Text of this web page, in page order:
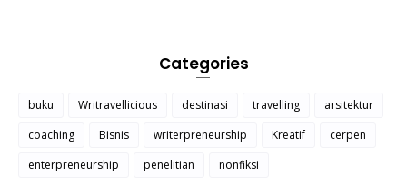
Categories
buku Writravellicious destinasi travelling
arsitektur
coaching
Bisnis writerpreneurship Kreatif
cerpen
enterpreneurship
penelitian nonfiksi